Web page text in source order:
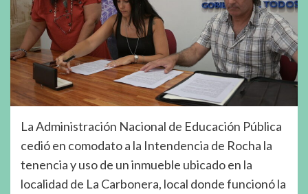
La Administración Nacional de Educación Pública
cedió en comodato a la Intendencia de Rocha la
tenencia y uso de un inmueble ubicado en la
localidad de La Carbonera, local donde funcionó la